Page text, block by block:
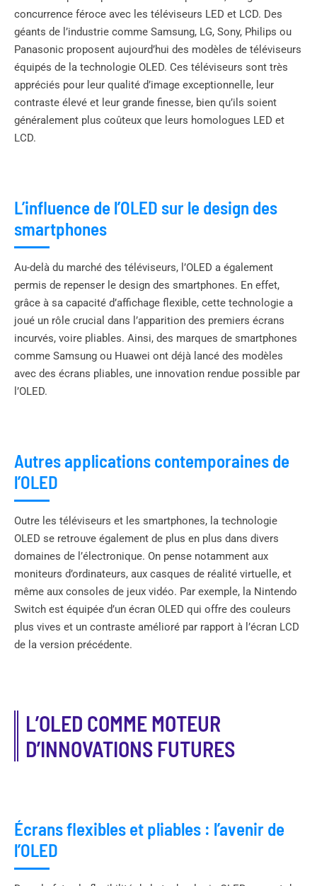
concurrence féroce avec les téléviseurs LED et LCD. Des
géants de l’industrie comme Samsung, LG, Sony, Philips ou
Panasonic proposent aujourd’hui des modèles de téléviseurs
équipés de la technologie OLED. Ces téléviseurs sont très
appréciés pour leur qualité d’image exceptionnelle, leur
contraste élevé et leur grande finesse, bien qu’ils soient
généralement plus coûteux que leurs homologues LED et
LCD.
L’influence de l’OLED sur le design des
smartphones
Au-delà du marché des téléviseurs, l’OLED a également
permis de repenser le design des smartphones. En effet,
grâce à sa capacité d’affichage flexible, cette technologie a
joué un rôle crucial dans l’apparition des premiers écrans
incurvés, voire pliables. Ainsi, des marques de smartphones
comme Samsung ou Huawei ont déjà lancé des modèles
avec des écrans pliables, une innovation rendue possible par
l’OLED.
Autres applications contemporaines de
l’OLED
Outre les téléviseurs et les smartphones, la technologie
OLED se retrouve également de plus en plus dans divers
domaines de l’électronique. On pense notamment aux
moniteurs d’ordinateurs, aux casques de réalité virtuelle, et
même aux consoles de jeux vidéo. Par exemple, la Nintendo
Switch est équipée d’un écran OLED qui offre des couleurs
plus vives et un contraste amélioré par rapport à l’écran LCD
de la version précédente.
L’OLED COMME MOTEUR
D’INNOVATIONS FUTURES
Écrans flexibles et pliables : l’avenir de
l’OLED